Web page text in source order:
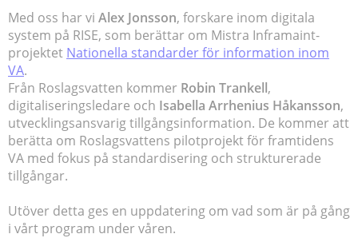
Med oss har vi Alex Jonsson, forskare inom digitala
system på RISE, som berättar om Mistra Inframaint-
projektet Nationella standarder för information inom
VA.
Från Roslagsvatten kommer Robin Trankell,
digitaliseringsledare och Isabella Arrhenius Håkansson,
utvecklingsansvarig tillgångsinformation. De kommer att
berätta om Roslagsvattens pilotprojekt för framtidens
VA med fokus på standardisering och strukturerade
tillgångar.
Utöver detta ges en uppdatering om vad som är på gång
i vårt program under våren.